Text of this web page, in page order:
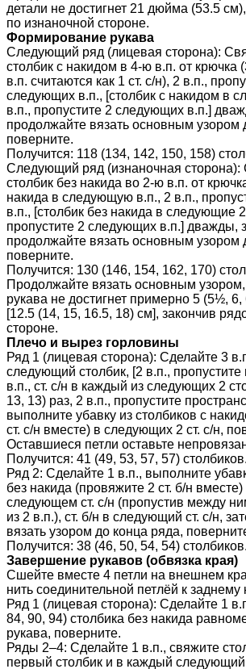
детали не достигнет 21 дюйма (53.5
по изнаночной стороне.
Формирование рукава
Следующий ряд (лицевая сторона):
столбик с накидом в 4-ю в.п. от
в.п. считаются как 1 ст. с/н), 2 в.п.,
следующих в.п., [столбик с накидом в
в.п., пропустите 2 следующих в.п.]
продолжайте вязать основным узором
поверните.
Получится: 118 (134, 142, 150, 158)
Следующий ряд (изнаночная сторона):
столбик без накида во 2-ю в.п. от
накида в следующую в.п., 2 в.п.,
в.п., [столбик без накида в следующие
пропустите 2 следующих в.п.] дважды,
продолжайте вязать основным узором
поверните.
Получится: 130 (146, 154, 162, 170)
Продолжайте вязать основным
рукава не достигнет примерно 5 (5½,
[12.5 (14, 15, 16.5, 18) см], закончив
стороне.
Плечо и вырез горловины
Ряд 1 (лицевая сторона): Сделайте 3
следующий столбик, [2 в.п., пропустите
в.п., ст. с/н в каждый из следующих 2
13, 13) раз, 2 в.п., пропустите
выполните убавку из столбиков с
ст. с/н вместе) в следующих 2 ст. с/н,
Оставшиеся петли оставьте
Получится: 41 (49, 53, 57, 57) столбиков.
Ряд 2: Сделайте 1 в.п., выполните
без накида (провяжите 2 ст. б/н
следующем ст. с/н (пропустив между
из 2 в.п.), ст. б/н в следующий ст. с/н,
вязать узором до конца ряда,
Получится: 38 (46, 50, 54, 54) столбиков.
Завершение рукавов (обвязка края)
Сшейте вместе 4 петли на внешнем
нить соединительной петлёй к заднему
Ряд 1 (лицевая сторона): Сделайте 1
84, 90, 94) столбика без накида
рукава, поверните.
Ряды 2–4: Сделайте 1 в.п., свяжите
первый столбик и в каждый следующий